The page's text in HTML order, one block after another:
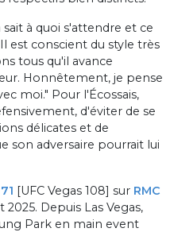
à quoi s'attendre et ce
est conscient du style très
tous qu'il avance
Honnêtement, je pense
moi." Pour l'Écossais,
d'éviter de se
délicates et de
son adversaire pourrait lui
[UFC Vegas 108] sur RMC
Depuis Las Vegas,
Park en main event